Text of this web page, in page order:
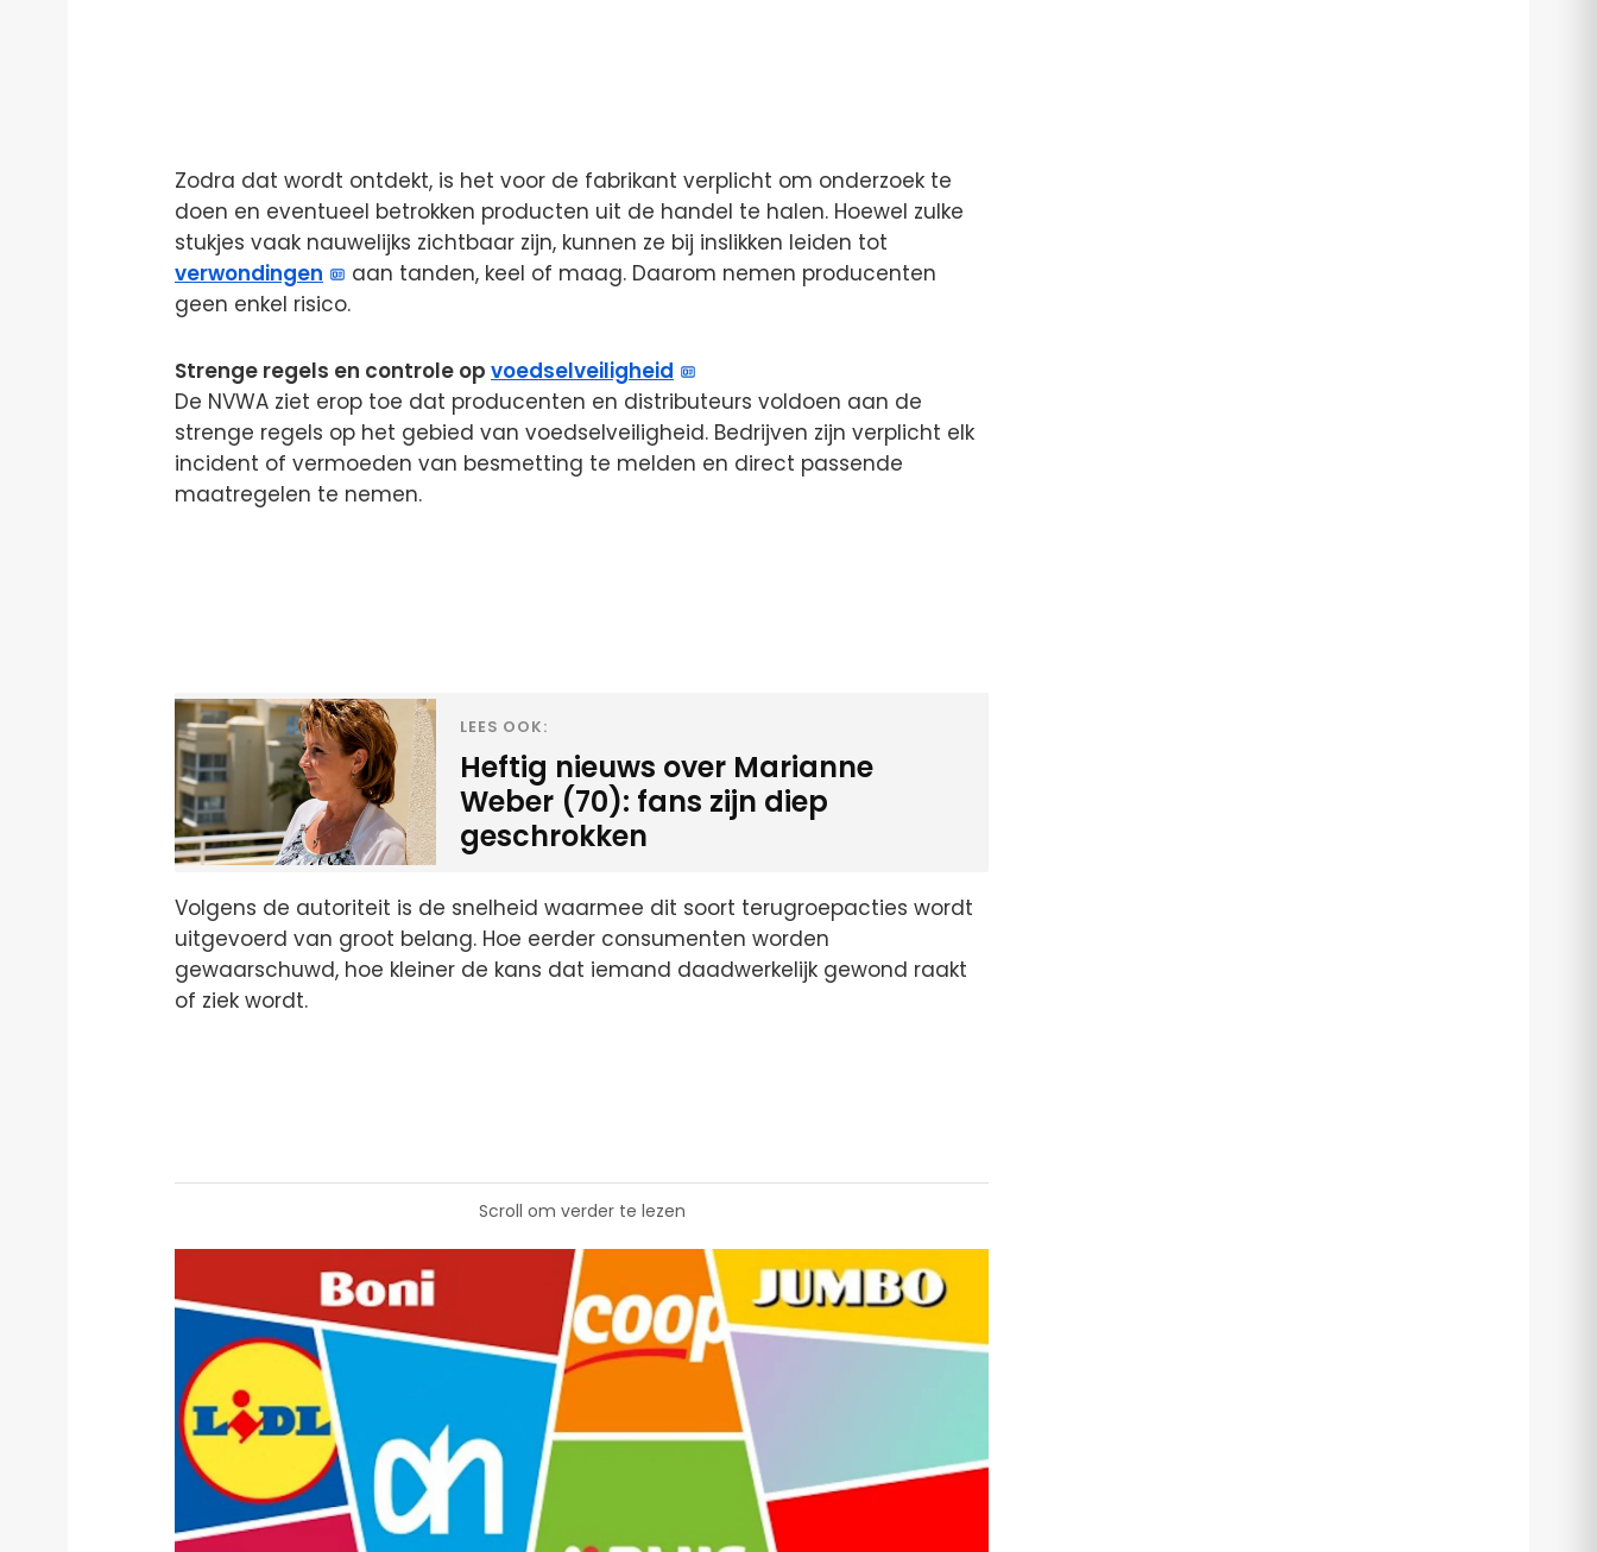
Zodra dat wordt ontdekt, is het voor de fabrikant verplicht om onderzoek te
doen en eventueel betrokken producten uit de handel te halen. Hoewel zulke
stukjes vaak nauwelijks zichtbaar zijn, kunnen ze bij inslikken leiden tot
verwondingen
aan tanden, keel of maag. Daarom nemen producenten
geen enkel risico.
Strenge regels en controle op voedselveiligheid
De NVWA ziet erop toe dat producenten en distributeurs voldoen aan de
strenge regels op het gebied van voedselveiligheid. Bedrijven zijn verplicht elk
incident of vermoeden van besmetting te melden en direct passende
maatregelen te nemen.
LEES OOK:
Heftig nieuws over Marianne
Weber (70): fans zijn diep
geschrokken
Volgens de autoriteit is de snelheid waarmee dit soort terugroepacties wordt
uitgevoerd van groot belang. Hoe eerder consumenten worden
gewaarschuwd, hoe kleiner de kans dat iemand daadwerkelijk gewond raakt
of ziek wordt.
Scroll om verder te lezen